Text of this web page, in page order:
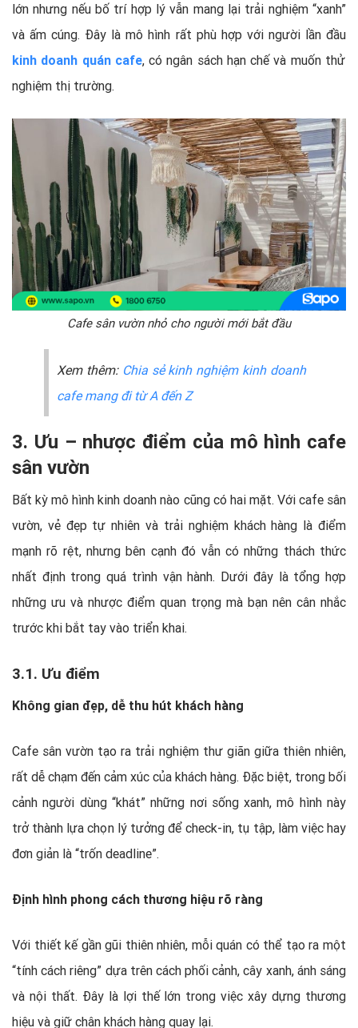
lớn nhưng nếu bố trí hợp lý vẫn mang lại trải nghiệm “xanh”
và ấm cúng. Đây là mô hình rất phù hợp với người lần đầu
kinh doanh quán cafe, có ngân sách hạn chế và muốn thử
nghiệm thị trường.
Cafe sân vườn nhỏ cho người mới bắt đầu
Xem thêm: Chia sẻ kinh nghiệm kinh doanh
cafe mang đi từ A đến Z
3. Ưu – nhược điểm của mô hình cafe
sân vườn
Bất kỳ mô hình kinh doanh nào cũng có hai mặt. Với cafe sân
vườn, vẻ đẹp tự nhiên và trải nghiệm khách hàng là điểm
mạnh rõ rệt, nhưng bên cạnh đó vẫn có những thách thức
nhất định trong quá trình vận hành. Dưới đây là tổng hợp
những ưu và nhược điểm quan trọng mà bạn nên cân nhắc
trước khi bắt tay vào triển khai.
3.1. Ưu điểm
Không gian đẹp, dễ thu hút khách hàng
Cafe sân vườn tạo ra trải nghiệm thư giãn giữa thiên nhiên,
rất dễ chạm đến cảm xúc của khách hàng. Đặc biệt, trong bối
cảnh người dùng “khát” những nơi sống xanh, mô hình này
trở thành lựa chọn lý tưởng để check-in, tụ tập, làm việc hay
đơn giản là “trốn deadline”.
Định hình phong cách thương hiệu rõ ràng
Với thiết kế gần gũi thiên nhiên, mỗi quán có thể tạo ra một
“tính cách riêng” dựa trên cách phối cảnh, cây xanh, ánh sáng
và nội thất. Đây là lợi thế lớn trong việc xây dựng thương
hiệu và giữ chân khách hàng quay lại.